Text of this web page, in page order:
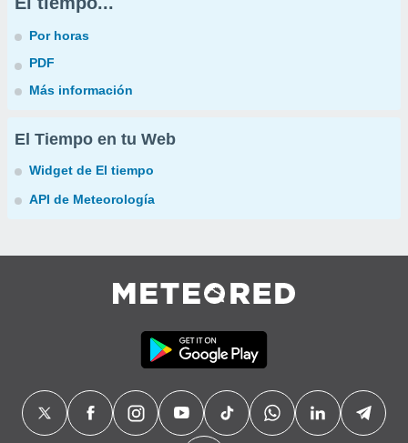
Por horas
PDF
Más información
El Tiempo en tu Web
Widget de El tiempo
API de Meteorología